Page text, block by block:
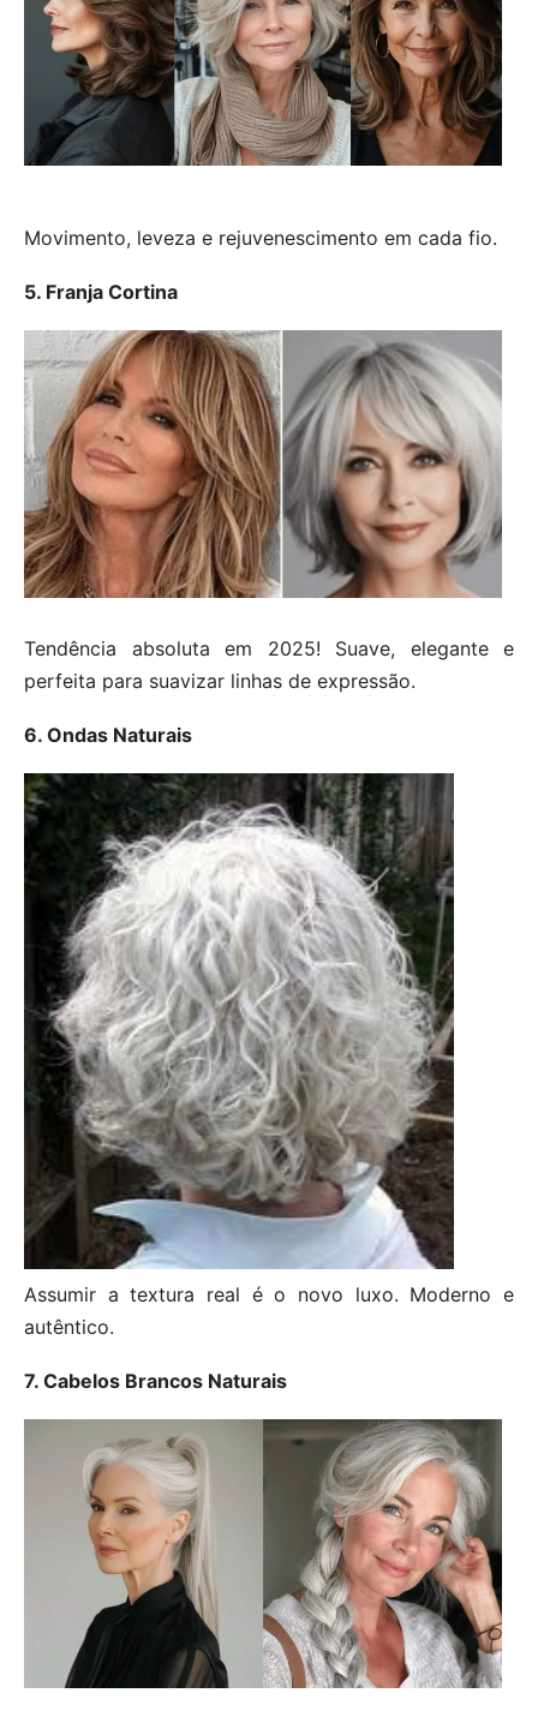
Movimento, leveza e rejuvenescimento em cada fio.
5. Franja Cortina
Tendência absoluta em 2025! Suave, elegante e
perfeita para suavizar linhas de expressão.
6. Ondas Naturais
Assumir a textura real é o novo luxo. Moderno e
autêntico.
7. Cabelos Brancos Naturais